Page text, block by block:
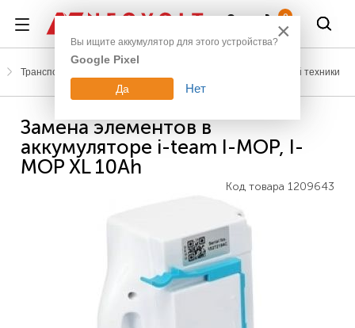
0
Транспорт, развлечения Аккумуляторы для поломоечной техники
Замена элементов в
аккумуляторе i-team I-MOP, I-
MOP XL 10Ah
Код товара 1209643
×
Вы ищите аккумулятор для этого устройства?
Google Pixel
Да Нет